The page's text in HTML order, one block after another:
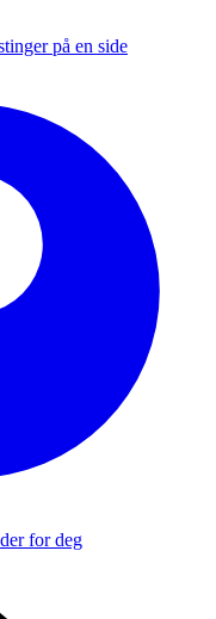
på en side
for deg